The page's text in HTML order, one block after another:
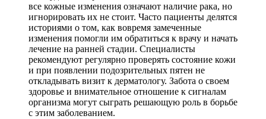
все кожные изменения означают наличие рака, но
игнорировать их не стоит. Часто пациенты делятся
историями о том, как вовремя замеченные
изменения помогли им обратиться к врачу и начать
лечение на ранней стадии. Специалисты
рекомендуют регулярно проверять состояние кожи
и при появлении подозрительных пятен не
откладывать визит к дерматологу. Забота о своем
здоровье и внимательное отношение к сигналам
организма могут сыграть решающую роль в борьбе
с этим заболеванием.